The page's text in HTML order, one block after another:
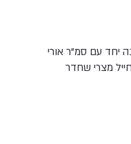
יחד עם סמ"ר אורי
מצרי שחדר